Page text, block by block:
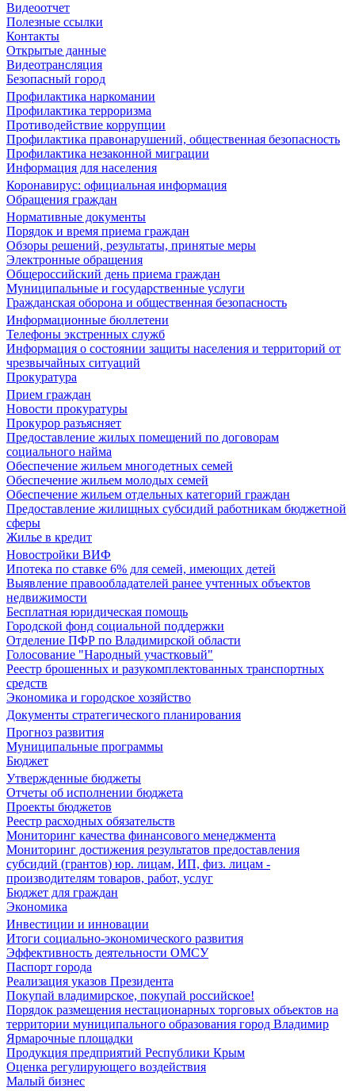
Видеоотчет
Полезные ссылки
Контакты
Открытые данные
Видеотрансляция
Безопасный город
Профилактика наркомании
Профилактика терроризма
Противодействие коррупции
Профилактика правонарушений, общественная безопасность
Профилактика незаконной миграции
Информация для населения
Коронавирус: официальная информация
Обращения граждан
Нормативные документы
Порядок и время приема граждан
Обзоры решений, результаты, принятые меры
Электронные обращения
Общероссийский день приема граждан
Муниципальные и государственные услуги
Гражданская оборона и общественная безопасность
Информационные бюллетени
Телефоны экстренных служб
Информация о состоянии защиты населения и территорий от
чрезвычайных ситуаций
Прокуратура
Прием граждан
Новости прокуратуры
Прокурор разъясняет
Предоставление жилых помещений по договорам
социального найма
Обеспечение жильем многодетных семей
Обеспечение жильем молодых семей
Обеспечение жильем отдельных категорий граждан
Предоставление жилищных субсидий работникам бюджетной
сферы
Жилье в кредит
Новостройки ВИФ
Ипотека по ставке 6% для семей, имеющих детей
Выявление правообладателей ранее учтенных объектов
недвижимости
Бесплатная юридическая помощь
Городской фонд социальной поддержки
Отделение ПФР по Владимирской области
Голосование "Народный участковый"
Реестр брошенных и разукомплектованных транспортных
средств
Экономика и городское хозяйство
Документы стратегического планирования
Прогноз развития
Муниципальные программы
Бюджет
Утвержденные бюджеты
Отчеты об исполнении бюджета
Проекты бюджетов
Реестр расходных обязательств
Мониторинг качества финансового менеджмента
Мониторинг достижения результатов предоставления
субсидий (грантов) юр. лицам, ИП, физ. лицам -
производителям товаров, работ, услуг
Бюджет для граждан
Экономика
Инвестиции и инновации
Итоги социально-экономического развития
Эффективность деятельности ОМСУ
Паспорт города
Реализация указов Президента
Покупай владимирское, покупай российское!
Порядок размещения нестационарных торговых объектов на
территории муниципального образования город Владимир
Ярмарочные площадки
Продукция предприятий Республики Крым
Оценка регулирующего воздействия
Малый бизнес